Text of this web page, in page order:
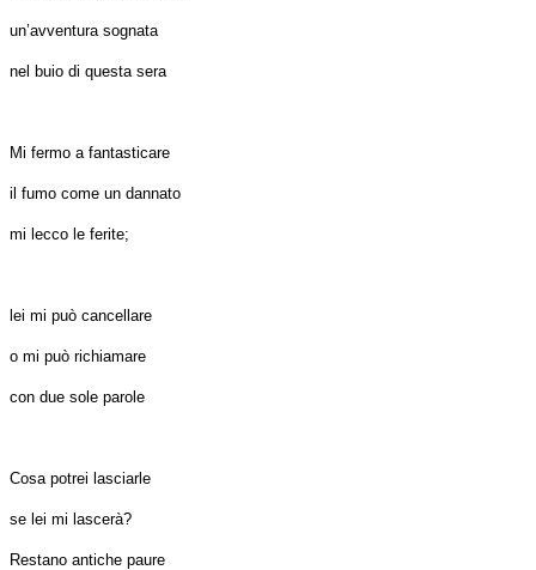
un’avventura sognata
nel buio di questa sera
Mi fermo a fantasticare
il fumo come un dannato
mi lecco le ferite;
lei mi può cancellare
o mi può richiamare
con due sole parole
Cosa potrei lasciarle
se lei mi lascerà?
Restano antiche paure